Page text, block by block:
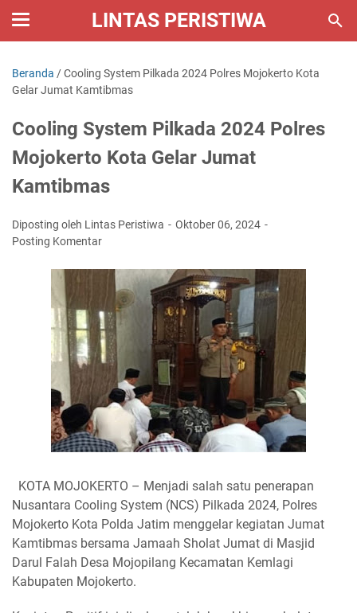
LINTAS PERISTIWA
Beranda /Cooling System Pilkada 2024 Polres Mojokerto Kota
Gelar Jumat Kamtibmas
Cooling System Pilkada 2024 Polres
Mojokerto Kota Gelar Jumat
Kamtibmas
Diposting oleh Lintas Peristiwa
Oktober 06, 2024
Posting Komentar
KOTA MOJOKERTO – Menjadi salah satu penerapan
Nusantara Cooling System (NCS) Pilkada 2024, Polres
Mojokerto Kota Polda Jatim menggelar kegiatan Jumat
Kamtibmas bersama Jamaah Sholat Jumat di Masjid
Darul Falah Desa Mojopilang Kecamatan Kemlagi
Kabupaten Mojokerto.